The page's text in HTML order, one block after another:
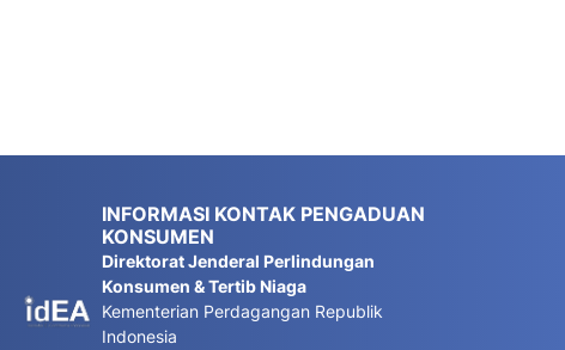
INFORMASI KONTAK PENGADUAN
KONSUMEN
Direktorat Jenderal Perlindungan
Konsumen & Tertib Niaga
Kementerian Perdagangan Republik
Indonesia